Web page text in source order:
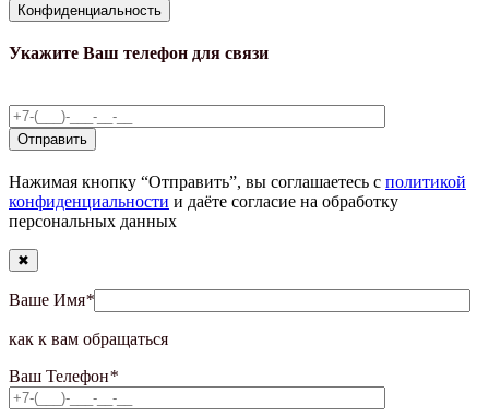
Конфиденциальность
Укажите Ваш телефон для связи
Нажимая кнопку “Отправить”, вы соглашаетесь с политикой
конфиденциальности и даёте согласие на обработку
персональных данных
✖
Ваше Имя*
как к вам обращаться
Ваш Телефон*